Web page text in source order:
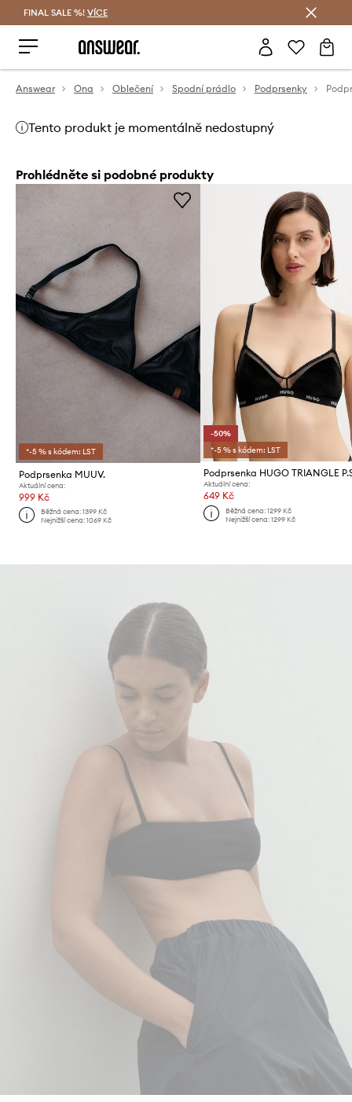
FINAL SALE %! VÍCE
Answear Ona Oblečení Spodní prádlo Podprsenky
Tento produkt je momentálně nedostupný
Prohlédněte si podobné produkty
*-5 % s kódem: LST
Podprsenka MUUV.
Aktuální cena:
999 Kč
Běžná cena:1399 Kč
Nejnižší cena:1069 Kč
-50%
*-5 % s kódem: LST
Aktuální cena:
649 Kč
Běžná cena: 1299 Kč
Nejnižší cena: 1299 Kč